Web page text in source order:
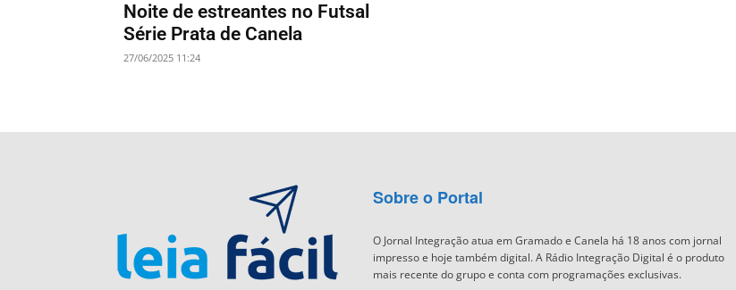
Noite de estreantes no Futsal
Série Prata de Canela
27/06/2025 11:24
Sobre o Portal
O Jornal Integração atua em Gramado e Canela há 18 anos com jornal
impresso e hoje também digital. A Rádio Integração Digital é o produto
mais recente do grupo e conta com programações exclusivas.